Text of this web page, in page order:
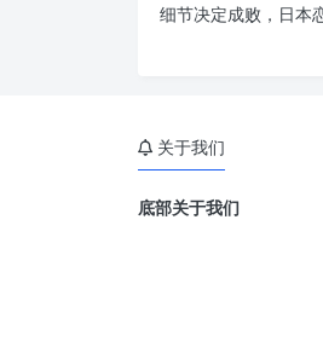
关于我们
底部关于我们